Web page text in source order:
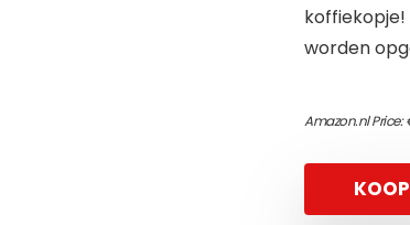
koffiekopje!
worden
Amazon.nl Price: